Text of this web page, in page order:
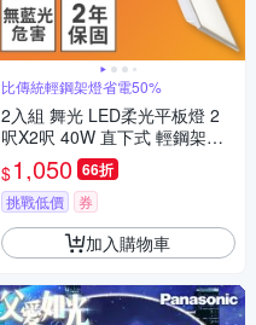
比傳統輕鋼架燈省電50%
2入組 舞光 LED柔光平板燈 2
呎X2呎 40W 直下式 輕鋼架面
板燈(白光/黃光/自然光)
$1,050 66折
挑戰低價 券
加入購物車